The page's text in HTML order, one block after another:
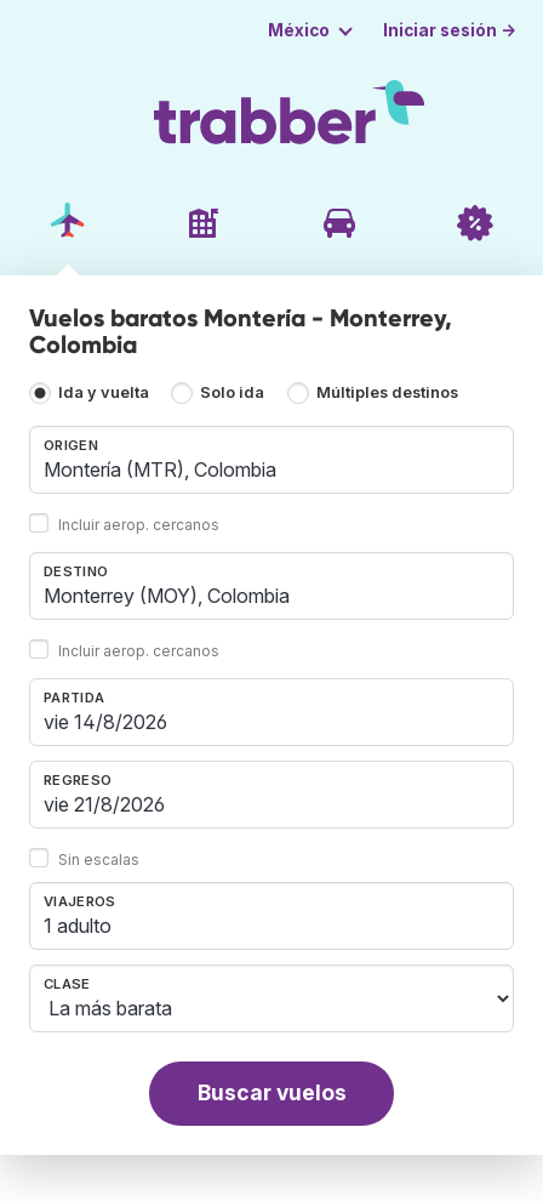
México Iniciar sesión →
Vuelos baratos Montería - Monterrey,
Colombia
Ida y vuelta Solo ida Múltiples destinos
ORIGEN
Incluir aerop. cercanos
DESTINO
Incluir aerop. cercanos
PARTIDA
REGRESO
Sin escalas
VIAJEROS
1 adulto
CLASE
Buscar vuelos